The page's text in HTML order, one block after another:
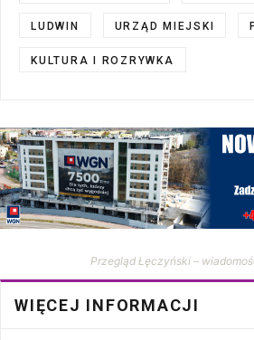
LUDWIN URZĄD MIEJSKI
KULTURA I ROZRYWKA
Przegląd Łęczyński –
WIĘCEJ INFORMACJI